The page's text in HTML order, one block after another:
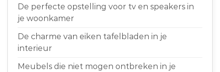
De perfecte opstelling voor tv en speakers in
je woonkamer
De charme van eiken tafelbladen in je
interieur
Meubels die niet mogen ontbreken in je